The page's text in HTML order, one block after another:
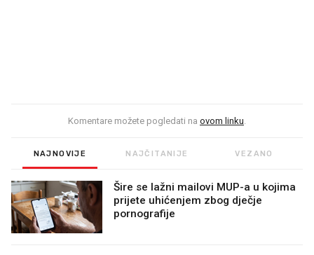
Komentare možete pogledati na ovom linku
NAJNOVIJE NAJČITANIJE VEZANO
Šire se lažni mailovi MUP-a u kojima
prijete uhićenjem zbog dječje
pornografije